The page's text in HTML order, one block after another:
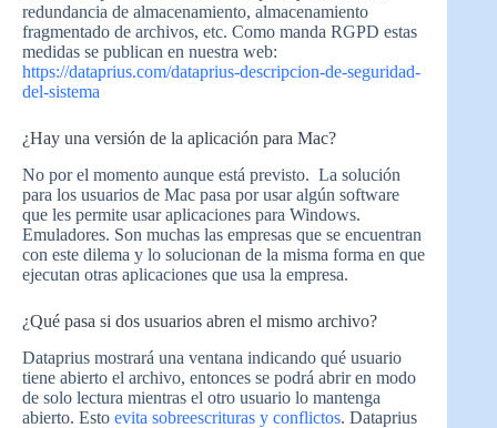
redundancia de almacenamiento, almacenamiento
fragmentado de archivos, etc. Como manda RGPD estas
medidas se publican en nuestra web:
https://dataprius.com/dataprius-descripcion-de-seguridad-
del-sistema
¿Hay una versión de la aplicación para Mac?
No por el momento aunque está previsto. La solución
para los usuarios de Mac pasa por usar algún software
que les permite usar aplicaciones para Windows.
Emuladores. Son muchas las empresas que se encuentran
con este dilema y lo solucionan de la misma forma en que
ejecutan otras aplicaciones que usa la empresa.
¿Qué pasa si dos usuarios abren el mismo archivo?
Dataprius mostrará una ventana indicando qué usuario
tiene abierto el archivo, entonces se podrá abrir en modo
de solo lectura mientras el otro usuario lo mantenga
abierto. Esto evita sobreescrituras y conflictos. Dataprius